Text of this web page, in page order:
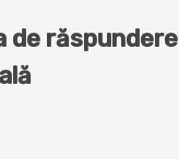
de răspundere